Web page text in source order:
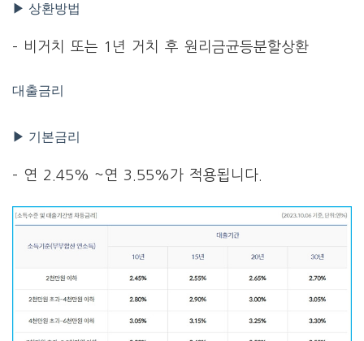
▶ 상환방법
– 비거치 또는 1년 거치 후 원리금균등분할상환
대출금리
▶ 기본금리
– 연 2.45% ~연 3.55%가 적용됩니다.